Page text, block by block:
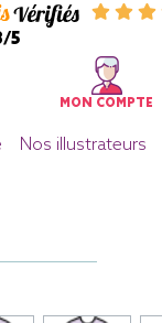
5
MON COMPTE
Nos illustrateurs